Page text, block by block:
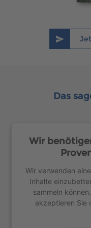
Das
Wir
Wir verwenden
Inhalte
sammeln
akzeptieren Sie